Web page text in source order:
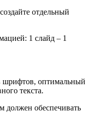
отдельный
1 слайд – 1
шрифтов, оптимальный
текста.
должен обеспечивать